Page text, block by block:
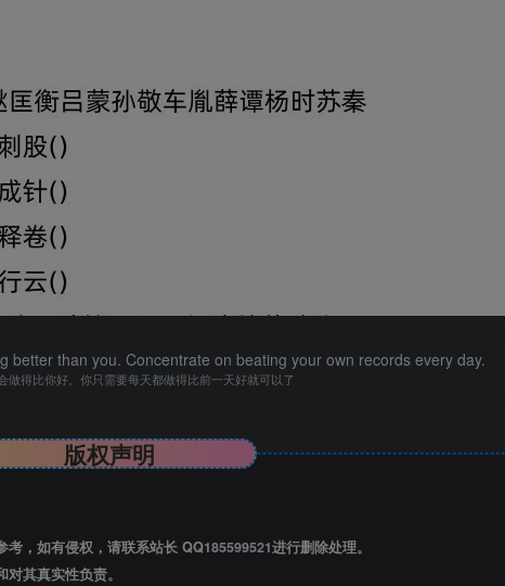
better than you. Concentrate on beating your own records every day.
做得比你好。你只需要每天都做得比前一天好就可以了
版权声明
考，如有侵权，请联系站长 QQ185599521进行删除处理。
其真实性负责。